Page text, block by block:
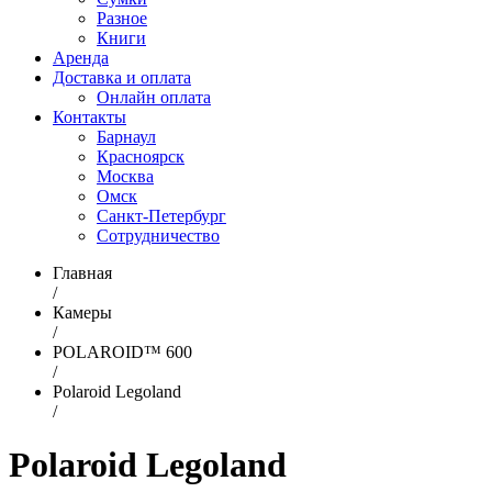
Разное
Книги
Аренда
Доставка и оплата
Онлайн оплата
Контакты
Барнаул
Красноярск
Москва
Омск
Санкт-Петербург
Сотрудничество
Главная
/
Камеры
/
POLAROID™ 600
/
Polaroid Legoland
/
Polaroid Legoland